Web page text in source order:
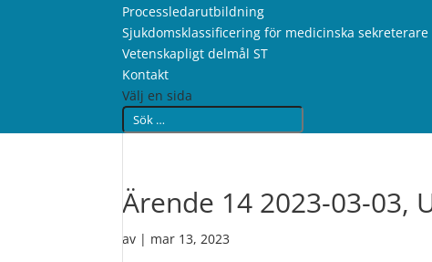
Processledarutbildning
Sjukdomsklassificering för medicinska sekreterare
Vetenskapligt delmål ST
Kontakt
Välj en sida
Ärende 14 2023-03-03,
av | mar 13, 2023